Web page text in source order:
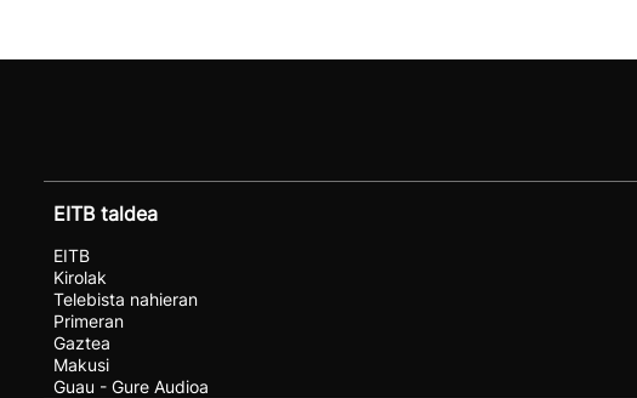
EITB taldea
EITB
Kirolak
Telebista nahieran
Primeran
Gaztea
Makusi
Guau - Gure Audioa